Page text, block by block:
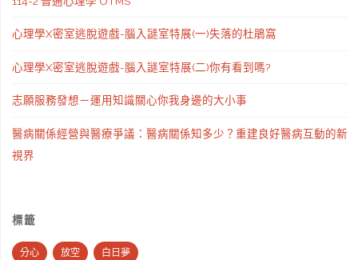
心理學X密室逃脫遊戲-腦入謎室特展(一)失落的杜鵑窩
心理學X密室逃脫遊戲-腦入謎室特展(二)你有看到嗎?
志願服務發想－運用知識關心你我身邊的大小事
醫病關係經營與醫療爭議：醫病關係知多少？重建良好醫病互動的新
視界
標籤
分心 放空 白日夢